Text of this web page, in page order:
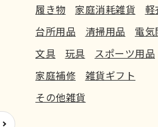
履き物
家庭消耗雑貨
軽
台所用品
清掃用品
電気
文具
玩具
スポーツ用品
家庭補修
雑貨ギフト
その他雑貨